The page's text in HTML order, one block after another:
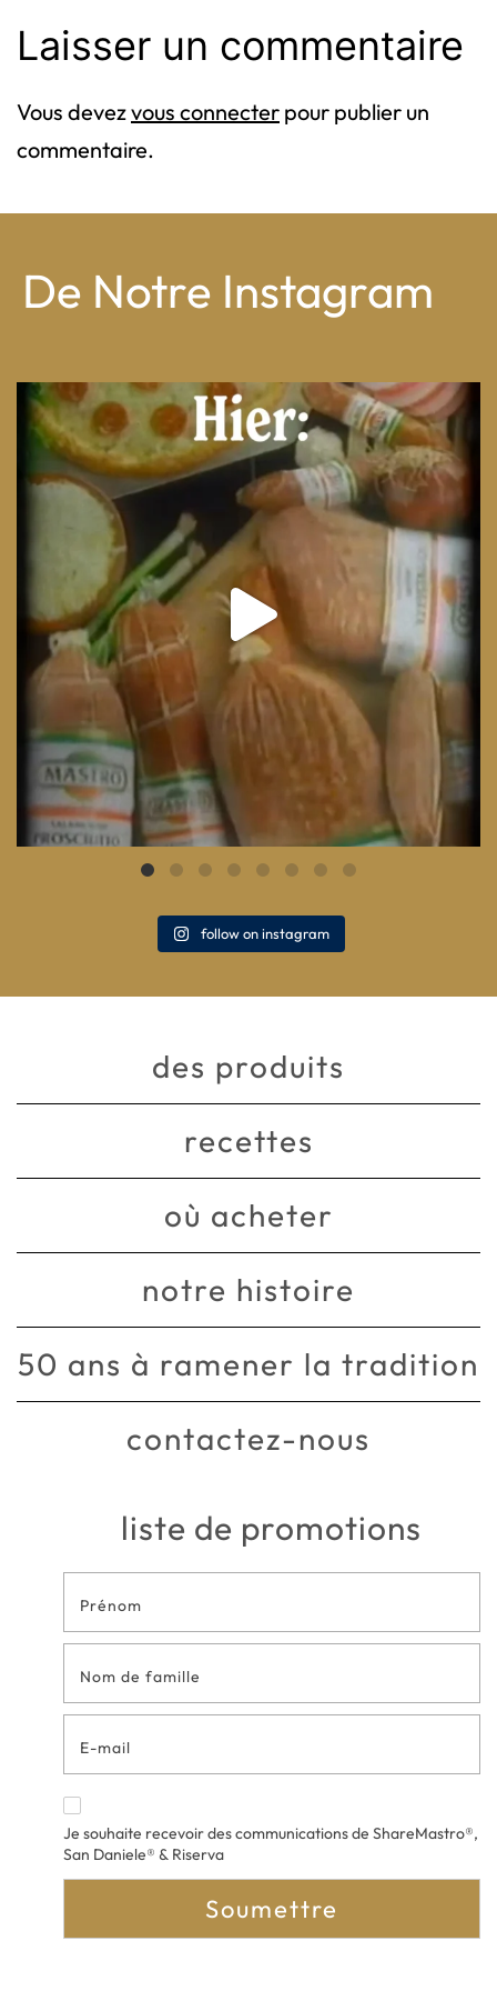
Laisser un commentaire
Vous devezvous connecter pour publier un
commentaire.
De Notre Instagram
From wood-paneled basements to candlelit condo...
8 0
follow on instagram
des produits
recettes
où acheter
notre histoire
50 ans à ramener la tradition
contactez-nous
liste de promotions
Formulaire
de contact
en bas de
page
Je souhaite recevoir des communications de ShareMastro®,
San Daniele® & Riserva
Soumettre